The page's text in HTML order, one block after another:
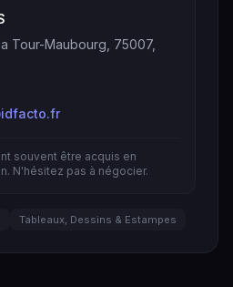
Tour-Maubourg, 75007,
souvent être acquis en
N'hésitez pas à négocier.
Tableaux, Dessins & Estampes